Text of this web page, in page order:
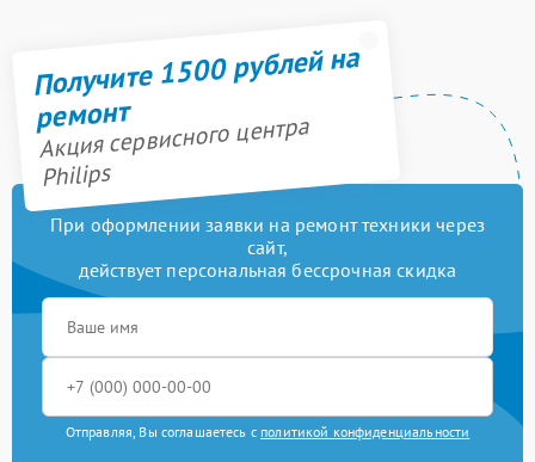
Получите 1500 рублей на
ремонт
Акция сервисного центра
Philips
При оформлении заявки на ремонт техники через
сайт,
действует персональная бессрочная скидка
Отправляя, Вы соглашаетесь с политикой конфиденциальности